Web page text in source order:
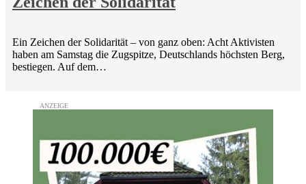
Ein Zeichen der Solidarität – von ganz oben: Acht Aktivisten
haben am Samstag die Zugspitze, Deutschlands höchsten Berg,
bestiegen. Auf dem…